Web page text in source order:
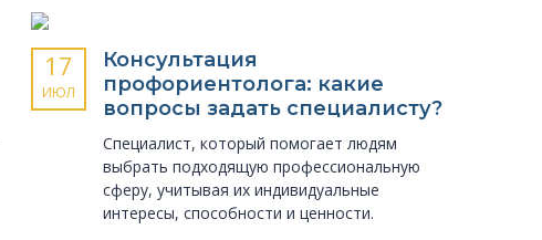
17
ИЮЛ
Консультация
профориентолога: какие
вопросы задать специалисту?
Специалист, который помогает людям
выбрать подходящую профессиональную
сферу, учитывая их индивидуальные
интересы, способности и ценности.